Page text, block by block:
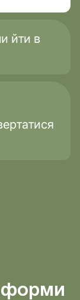
йти в
форми